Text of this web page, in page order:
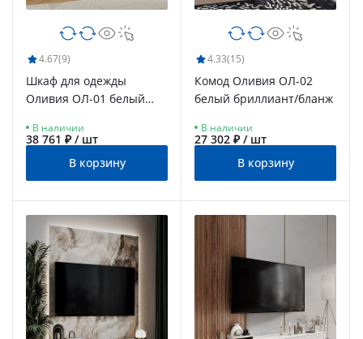
4.67(9)
Шкаф для одежды
Оливия ОЛ-01 белый
В наличии
38 761 ₽ / шт
В корзину
4.33(15)
Комод Оливия ОЛ-02
белый бриллиант/бланж
В наличии
27 302 ₽ / шт
В корзину